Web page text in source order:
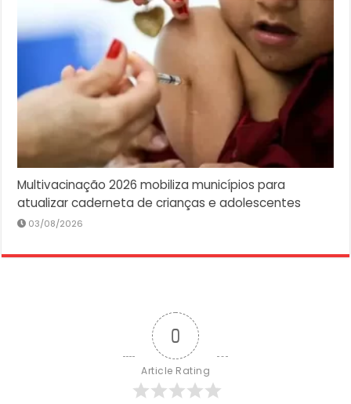
Multivacinação 2026 mobiliza municípios para
atualizar caderneta de crianças e adolescentes
03/08/2026
0
Article Rating